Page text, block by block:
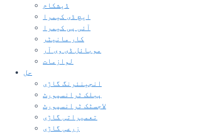
ڈیشکام
ایچ ڈی کیمرا
آئی پی کیمرا
کار مانیٹر
موبائل ڈی وی آر
لوازمات
حل
انجینئرنگ گاڑی
پبلک ٹرانسپورٹ
لاجسٹک ٹرانسپورٹ
تعمیراتی گاڑی
زرعی گاڑی